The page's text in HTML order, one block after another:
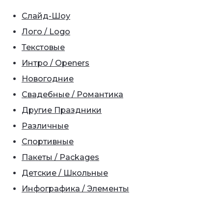
Слайд-Шоу
Лого / Logo
Текстовые
Интро / Openers
Новогодние
Свадебные / Романтика
Другие Праздники
Различные
Спортивные
Пакеты / Packages
Детские / Школьные
Инфографика / Элементы